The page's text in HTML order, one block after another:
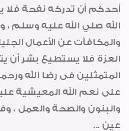
أحدكم أن تدركه نفحة
الله صلي الله عليه وسلم ،
والمكافآت عن الأعمال
العزة فلا يستطيع بشر أن
المتمثلين فى رضا الله
على نعم الله المعيشية
والبنون والصحة والعمل ،
عين ...